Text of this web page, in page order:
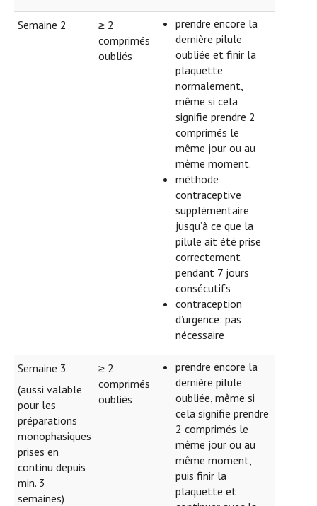
Semaine 2
≥ 2
comprimés
oubliés
prendre encore la
dernière pilule
oubliée et finir la
plaquette
normalement,
même si cela
signifie prendre 2
comprimés le
même jour ou au
même moment.
méthode
contraceptive
supplémentaire
jusqu’à ce que la
pilule ait été prise
correctement
pendant 7 jours
consécutifs
contraception
d’urgence: pas
nécessaire
Semaine 3
(aussi valable
pour les
préparations
monophasiques
prises en
continu depuis
min. 3
semaines)
≥ 2
comprimés
oubliés
prendre encore la
dernière pilule
oubliée, même si
cela signifie prendre
2 comprimés le
même jour ou au
même moment,
puis finir la
plaquette et